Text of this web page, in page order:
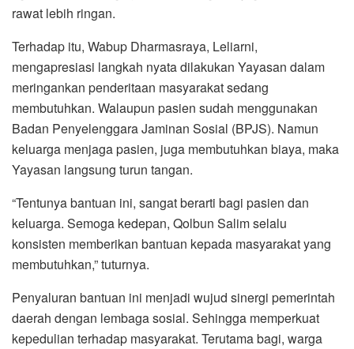
rawat lebih ringan.
Terhadap itu, Wabup Dharmasraya, Leliarni,
mengapresiasi langkah nyata dilakukan Yayasan dalam
meringankan penderitaan masyarakat sedang
membutuhkan. Walaupun pasien sudah menggunakan
Badan Penyelenggara Jaminan Sosial (BPJS). Namun
keluarga menjaga pasien, juga membutuhkan biaya, maka
Yayasan langsung turun tangan.
“Tentunya bantuan ini, sangat berarti bagi pasien dan
keluarga. Semoga kedepan, Qolbun Salim selalu
konsisten memberikan bantuan kepada masyarakat yang
membutuhkan,” tuturnya.
Penyaluran bantuan ini menjadi wujud sinergi pemerintah
daerah dengan lembaga sosial. Sehingga memperkuat
kepedulian terhadap masyarakat. Terutama bagi, warga